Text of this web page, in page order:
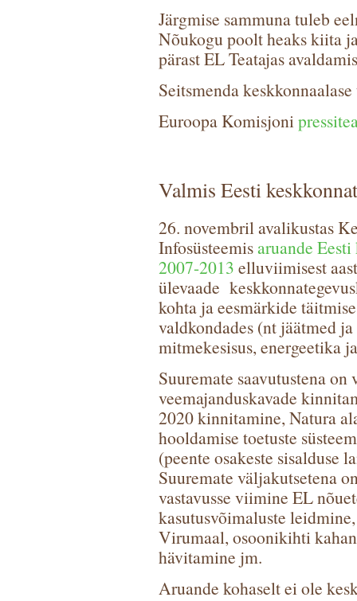
Järgmise sammuna tuleb
Nõukogu poolt heaks kiita
pärast EL Teatajas
Seitsmenda
Euroopa Komisjoni
Valmis Eesti
26. novembril avalikustas
Infosüsteemisaruande Eesti
2007-2013 elluviimisest
ülevaade
kohta ja eesmärkide
valdkondades (nt jäätmed
mitmekesisus, energeetika
Suuremate saavutustena
veemajanduskavade
2020 kinnitamine, Natura
hooldamise toetuste
(peente osakeste sisalduse
Suuremate väljakutsetena
vastavusse viimine EL
kasutusvõimaluste
Virumaal, osoonikihti
hävitamine jm.
Aruande kohaselt ei ole